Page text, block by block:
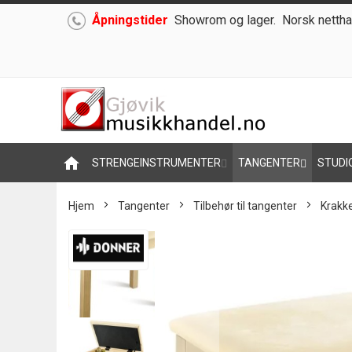
Hoppe Åpningstider Showrom og lager. Norsk
home STRENGEINSTRUMENTER TANGENTER
Hjem Tangenter Tilbehør til tangenter
Skip
to
the
end
the
images
gallery